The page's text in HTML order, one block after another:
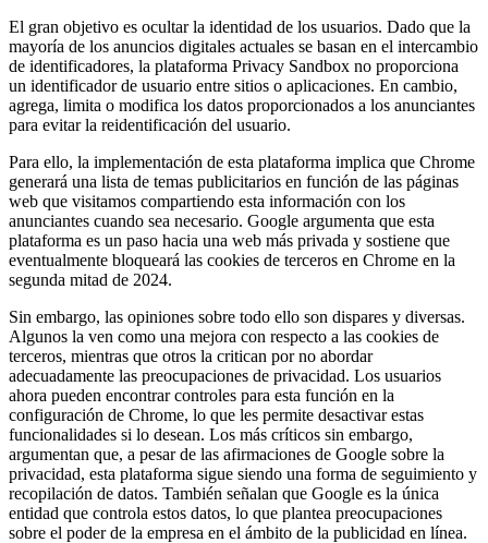
El gran objetivo es ocultar la identidad de los usuarios. Dado que la
mayoría de los anuncios digitales actuales se basan en el intercambio
de identificadores, la plataforma Privacy Sandbox no proporciona
un identificador de usuario entre sitios o aplicaciones. En cambio,
agrega, limita o modifica los datos proporcionados a los anunciantes
para evitar la reidentificación del usuario.
Para ello, la implementación de esta plataforma implica que Chrome
generará una lista de temas publicitarios en función de las páginas
web que visitamos compartiendo esta información con los
anunciantes cuando sea necesario. Google argumenta que esta
plataforma es un paso hacia una web más privada y sostiene que
eventualmente bloqueará las cookies de terceros en Chrome en la
segunda mitad de 2024.
Sin embargo, las opiniones sobre todo ello son dispares y diversas.
Algunos la ven como una mejora con respecto a las cookies de
terceros, mientras que otros la critican por no abordar
adecuadamente las preocupaciones de privacidad. Los usuarios
ahora pueden encontrar controles para esta función en la
configuración de Chrome, lo que les permite desactivar estas
funcionalidades si lo desean. Los más críticos sin embargo,
argumentan que, a pesar de las afirmaciones de Google sobre la
privacidad, esta plataforma sigue siendo una forma de seguimiento y
recopilación de datos. También señalan que Google es la única
entidad que controla estos datos, lo que plantea preocupaciones
sobre el poder de la empresa en el ámbito de la publicidad en línea.